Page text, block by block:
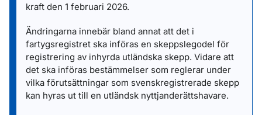
kraft den 1 februari 2026.
Ändringarna innebär bland annat att det i
fartygsregistret ska införas en skeppslegodel för
registrering av inhyrda utländska skepp. Vidare att
det ska införas bestämmelser som reglerar under
vilka förutsättningar som svenskregistrerade skepp
kan hyras ut till en utländsk nyttjanderättshavare.